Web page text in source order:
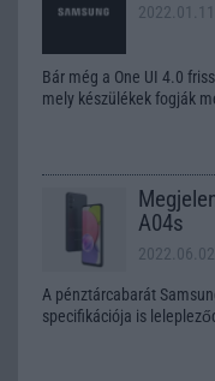
2022.01.11
Bár még a One UI 4.0
mely készülékek fogják
A04s
2022.06.02
A pénztárcabarát
specifikációja is